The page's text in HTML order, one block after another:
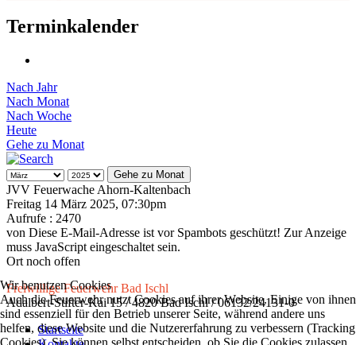
Terminkalender
Nach Jahr
Nach Monat
Nach Woche
Heute
Gehe zu Monat
Gehe zu Monat
JVV Feuerwache Ahorn-Kaltenbach
Freitag 14 März 2025, 07:30pm
Aufrufe : 2470
von Diese E-Mail-Adresse ist vor Spambots geschützt! Zur Anzeige
muss JavaScript eingeschaltet sein.
Ort noch offen
Freiwillige Feuerwehr Bad Ischl
Adalbert-Stifter-Kai 15 / 4820 Bad Ischl / 06132/24131-0
Startseite
Wir benutzen Cookies
Auch die Feuerwehr nutzt Cookies auf ihrer Website. Einige von ihnen
sind essenziell für den Betrieb unserer Seite, während andere uns
helfen, diese Website und die Nutzererfahrung zu verbessern (Tracking
Cookies). Sie können selbst entscheiden, ob Sie die Cookies zulassen